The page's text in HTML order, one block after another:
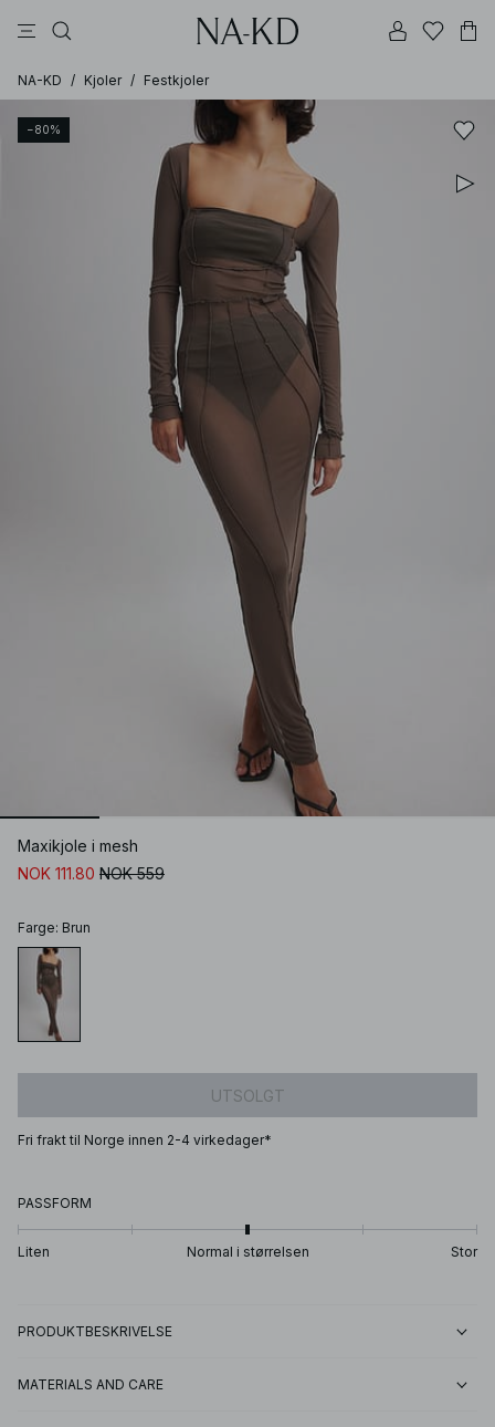
NA-KD / Kjoler / Festkjoler
−80%
Maxikjole i mesh
NOK 111.80 NOK 559
Farge: Brun
UTSOLGT
Fri frakt til Norge innen 2-4 virkedager*
PASSFORM
Liten Normal i størrelsen Stor
PRODUKTBESKRIVELSE
MATERIALS AND CARE